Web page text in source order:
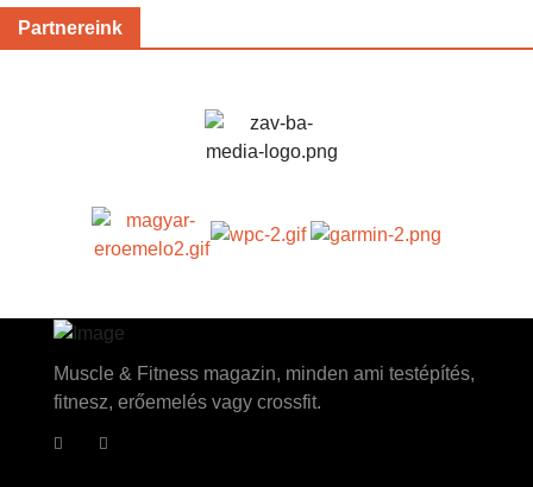
Partnereink
Muscle & Fitness magazin, minden ami testépítés,
fitnesz, erőemelés vagy crossfit.